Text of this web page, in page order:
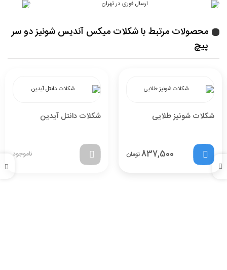
محصولات مرتبط با شکلات میکس آندیس شونیز دو سر
پیچ
شکلات شونیز طلایی
837,500تومان
شکلات دانتل آیدین
ناموجود